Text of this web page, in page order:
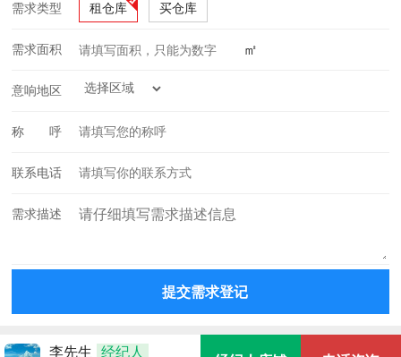
业， 交通便利近深圳，空地超级大
需求类型 租仓库 买仓库
需求面积 ㎡
意响地区
称 呼
联系电话
需求描述
李先生 经纪人